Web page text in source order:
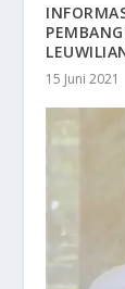
15 Juni 2021